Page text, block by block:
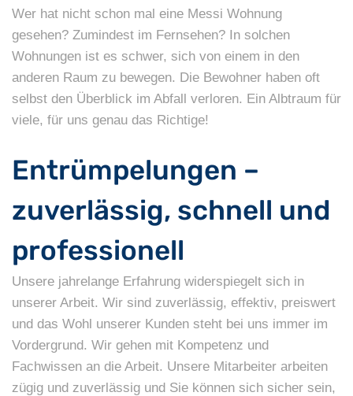
Wer hat nicht schon mal eine Messi Wohnung
gesehen? Zumindest im Fernsehen? In solchen
Wohnungen ist es schwer, sich von einem in den
anderen Raum zu bewegen. Die Bewohner haben oft
selbst den Überblick im Abfall verloren. Ein Albtraum für
viele, für uns genau das Richtige!
Entrümpelungen –
zuverlässig, schnell und
professionell
Unsere jahrelange Erfahrung widerspiegelt sich in
unserer Arbeit. Wir sind zuverlässig, effektiv, preiswert
und das Wohl unserer Kunden steht bei uns immer im
Vordergrund. Wir gehen mit Kompetenz und
Fachwissen an die Arbeit. Unsere Mitarbeiter arbeiten
zügig und zuverlässig und Sie können sich sicher sein,